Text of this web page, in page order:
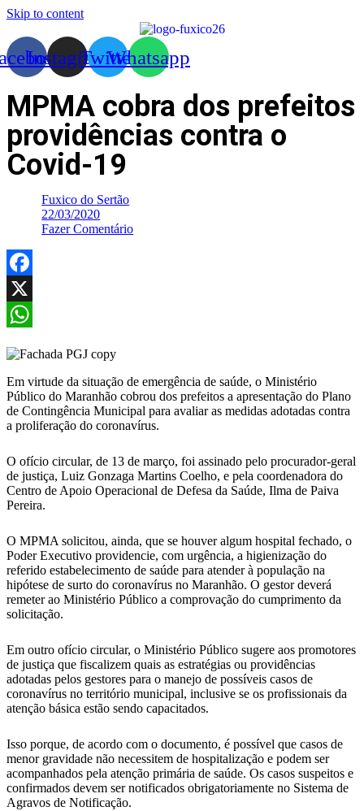
Skip to content
InstagramTwitterWhatsapp
MPMA cobra dos prefeitos
providências contra o
Covid-19
Fuxico do Sertão
22/03/2020
Fazer Comentário
Facebook
X
Em virtude da situação de emergência de saúde, o Ministério
Público do Maranhão cobrou dos prefeitos a apresentação do Plano
de Contingência Municipal para avaliar as medidas adotadas contra
a proliferação do coronavírus.
O ofício circular, de 13 de março, foi assinado pelo procurador-geral
de justiça, Luiz Gonzaga Martins Coelho, e pela coordenadora do
Centro de Apoio Operacional de Defesa da Saúde, Ilma de Paiva
Pereira.
O MPMA solicitou, ainda, que se houver algum hospital fechado, o
Poder Executivo providencie, com urgência, a higienização do
referido estabelecimento de saúde para atender à população na
hipótese de surto do coronavírus no Maranhão. O gestor deverá
remeter ao Ministério Público a comprovação do cumprimento da
solicitação.
Em outro ofício circular, o Ministério Público sugere aos promotores
de justiça que fiscalizem quais as estratégias ou providências
adotadas pelos gestores para o manejo de possíveis casos de
coronavírus no território municipal, inclusive se os profissionais da
atenção básica estão sendo capacitados.
Isso porque, de acordo com o documento, é possível que casos de
menor gravidade não necessitem de hospitalização e podem ser
acompanhados pela atenção primária de saúde. Os casos suspeitos e
confirmados devem ser notificados obrigatoriamente no Sistema de
Agravos de Notificação.